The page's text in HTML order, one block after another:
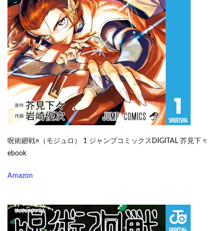
呪術廻戦≡（モジュロ） 1 ジャンプコミックスDIGITAL 芥見下々
ebook
Amazon